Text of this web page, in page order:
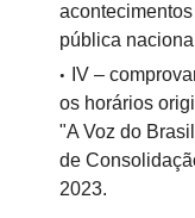
pública
IV –
os horários
"A Voz do
de
2023.